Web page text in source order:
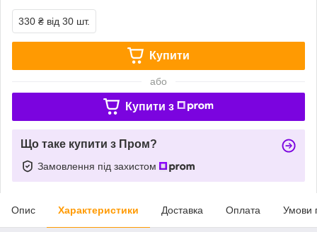
330 ₴ від 30 шт.
Купити
або
Купити з
Що таке купити з Пром?
Замовлення під захистом
Опис Характеристики Доставка Оплата Умови